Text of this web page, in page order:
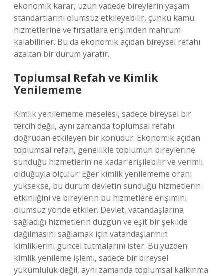
ekonomik karar, uzun vadede bireylerin yaşam
standartlarını olumsuz etkileyebilir, çünkü kamu
hizmetlerine ve fırsatlara erişimden mahrum
kalabilirler. Bu da ekonomik açıdan bireysel refahı
azaltan bir durum yaratır.
Toplumsal Refah ve Kimlik
Yenilememe
Kimlik yenilememe meselesi, sadece bireysel bir
tercih değil, aynı zamanda toplumsal refahı
doğrudan etkileyen bir konudur. Ekonomik açıdan
toplumsal refah, genellikle toplumun bireylerine
sunduğu hizmetlerin ne kadar erişilebilir ve verimli
olduğuyla ölçülür. Eğer kimlik yenilememe oranı
yüksekse, bu durum devletin sunduğu hizmetlerin
etkinliğini ve bireylerin bu hizmetlere erişimini
olumsuz yönde etkiler. Devlet, vatandaşlarına
sağladığı hizmetlerin düzgün ve eşit bir şekilde
dağılmasını sağlamak için vatandaşlarının
kimliklerini güncel tutmalarını ister. Bu yüzden
kimlik yenileme işlemi, sadece bir bireysel
yükümlülük değil, aynı zamanda toplumsal kalkınma